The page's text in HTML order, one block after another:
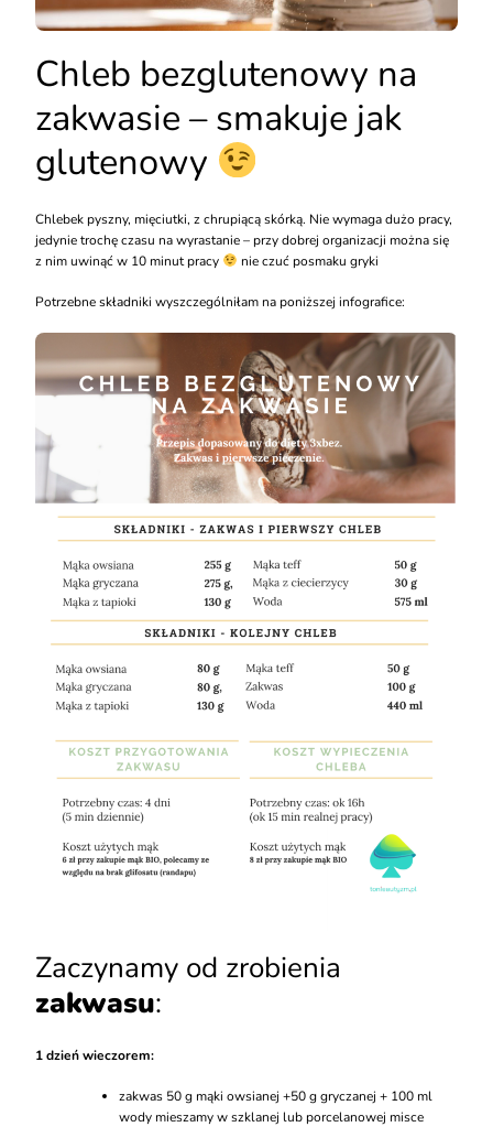
Chleb bezglutenowy na
zakwasie – smakuje jak
glutenowy
Chlebek pyszny, mięciutki, z chrupiącą skórką. Nie wymaga dużo pracy,
jedynie trochę czasu na wyrastanie – przy dobrej organizacji można się
z nim uwinąć w 10 minut pracy
nie czuć posmaku gryki
Potrzebne składniki wyszczególniłam na poniższej infografice:
Zaczynamy od zrobienia
zakwasu:
1 dzień wieczorem:
zakwas 50 g mąki owsianej +50 g gryczanej + 100 ml
wody mieszamy w szklanej lub porcelanowej misce